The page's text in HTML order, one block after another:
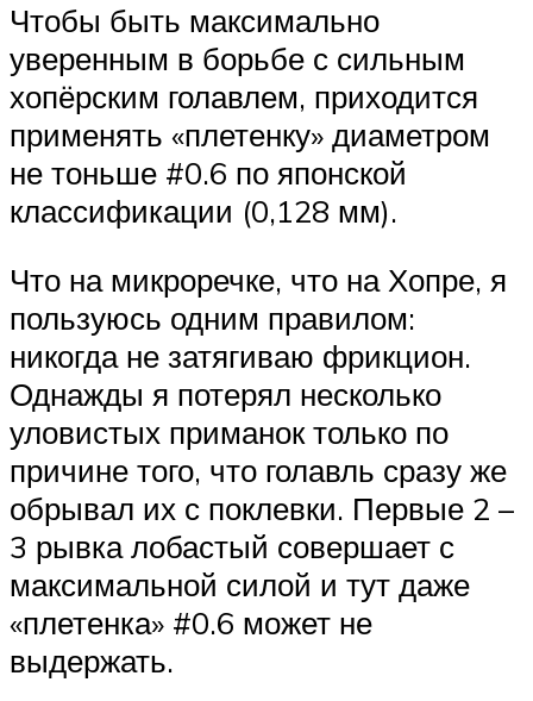
Чтобы быть максимально
уверенным в борьбе с сильным
хопёрским голавлем, приходится
применять «плетенку» диаметром
не тоньше #0.6 по японской
классификации (0,128 мм).
Что на микроречке, что на Хопре, я
пользуюсь одним правилом:
никогда не затягиваю фрикцион.
Однажды я потерял несколько
уловистых приманок только по
причине того, что голавль сразу же
обрывал их с поклевки. Первые 2 –
3 рывка лобастый совершает с
максимальной силой и тут даже
«плетенка» #0.6 может не
выдержать.